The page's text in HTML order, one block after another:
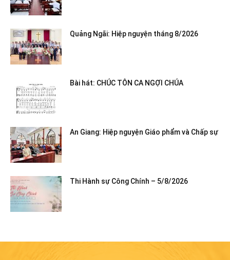
Quảng Ngãi: Hiệp nguyện tháng 8/2026
Bài hát: CHÚC TÔN CA NGỢI CHÚA
An Giang: Hiệp nguyện Giáo phẩm và Chấp sự
Thi Hành sự Công Chính – 5/8/2026